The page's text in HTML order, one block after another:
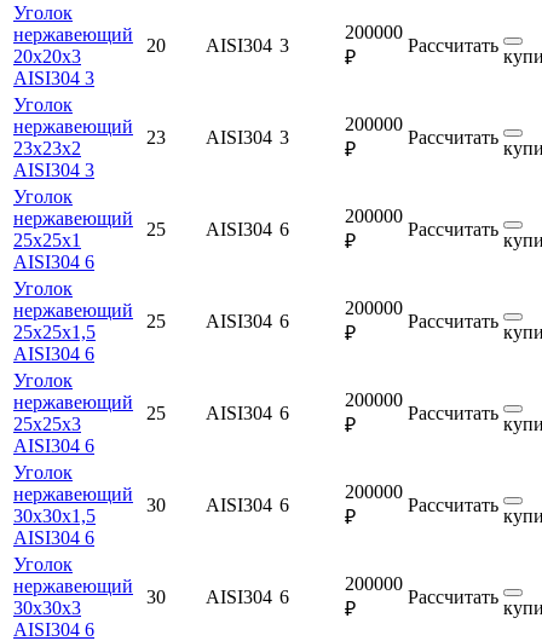
Уголок
нержавеющий
20х20х3
AISI304 3
20 AISI304 3
200000
₽
Рассчитать
Уголок
нержавеющий
23х23х2
AISI304 3
23 AISI304 3
200000
₽
Рассчитать
Уголок
нержавеющий
25х25х1
AISI304 6
25 AISI304 6
200000
₽
Рассчитать
Уголок
нержавеющий
25х25х1,5
AISI304 6
25 AISI304 6
200000
₽
Рассчитать
Уголок
нержавеющий
25х25х3
AISI304 6
25 AISI304 6
200000
₽
Рассчитать
Уголок
нержавеющий
30х30х1,5
AISI304 6
30 AISI304 6
200000
₽
Рассчитать
Уголок
нержавеющий
30х30х3
AISI304 6
30 AISI304 6
200000
₽
Рассчитать